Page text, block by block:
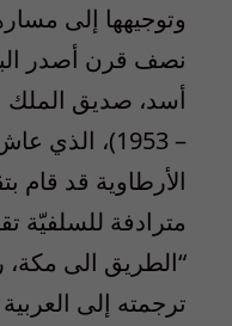
وتوجيهها إلى
نصف قرن أصدر
– 1953)،
الأرطاوية قد قام
مترادفة للسلفيّة
“الطريق الى
ترجمته إلى